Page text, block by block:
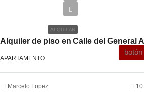
ALQUILAR
Alquiler de piso en Calle del General
APARTAMENTO
botón
Marcelo Lopez 10